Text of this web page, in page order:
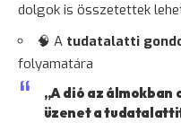
dolgok is összetettek
🧠 A tudatalatti
folyamatára
„A dió az álmokban
üzenet a